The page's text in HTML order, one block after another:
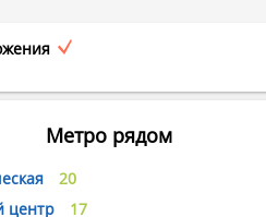
Метро рядом
20
центр
17